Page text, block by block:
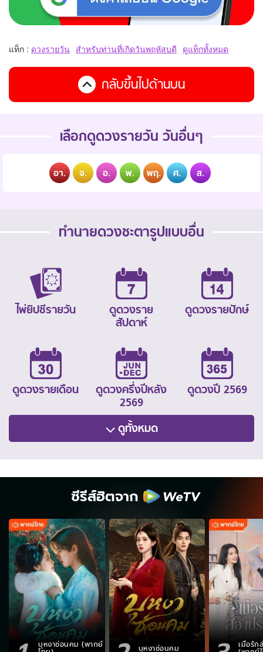
แท็ก : ดวงรายวัน สำหรับท่านที่เกิดวันพฤหัสบดี ดูแท็กทั้งหมด
กลับขึ้นไปด้านบน
เลือกดูดวงรายวัน วันอื่นๆ
อา. จ. อ. พ. พฤ. ศ. ส.
ทำนายดวงชะตารูปแบบอื่น
ไพ่ยิปซีรายวัน
ดูดวงราย
สัปดาห์
ดูดวงรายปักษ์
ดูดวงรายเดือน
ดูดวงครึ่งปีหลัง
2569
ดูดวงปี 2569
ดูทั้งหมด
ซีรีส์ฮิตจาก
บุหงาซ่อนคม (พากย์ บุหงาซ่อนคม เมื่อรัก